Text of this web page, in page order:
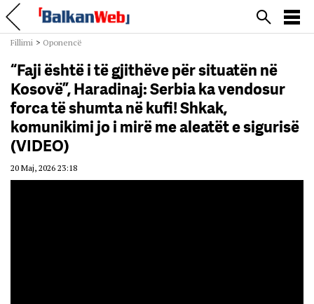
Fillimi > Oponencë
“Faji është i të gjithëve për situatën në
Kosovë”, Haradinaj: Serbia ka vendosur
forca të shumta në kufi! Shkak,
komunikimi jo i mirë me aleatët e sigurisë
(VIDEO)
20 Maj, 2026 23:18